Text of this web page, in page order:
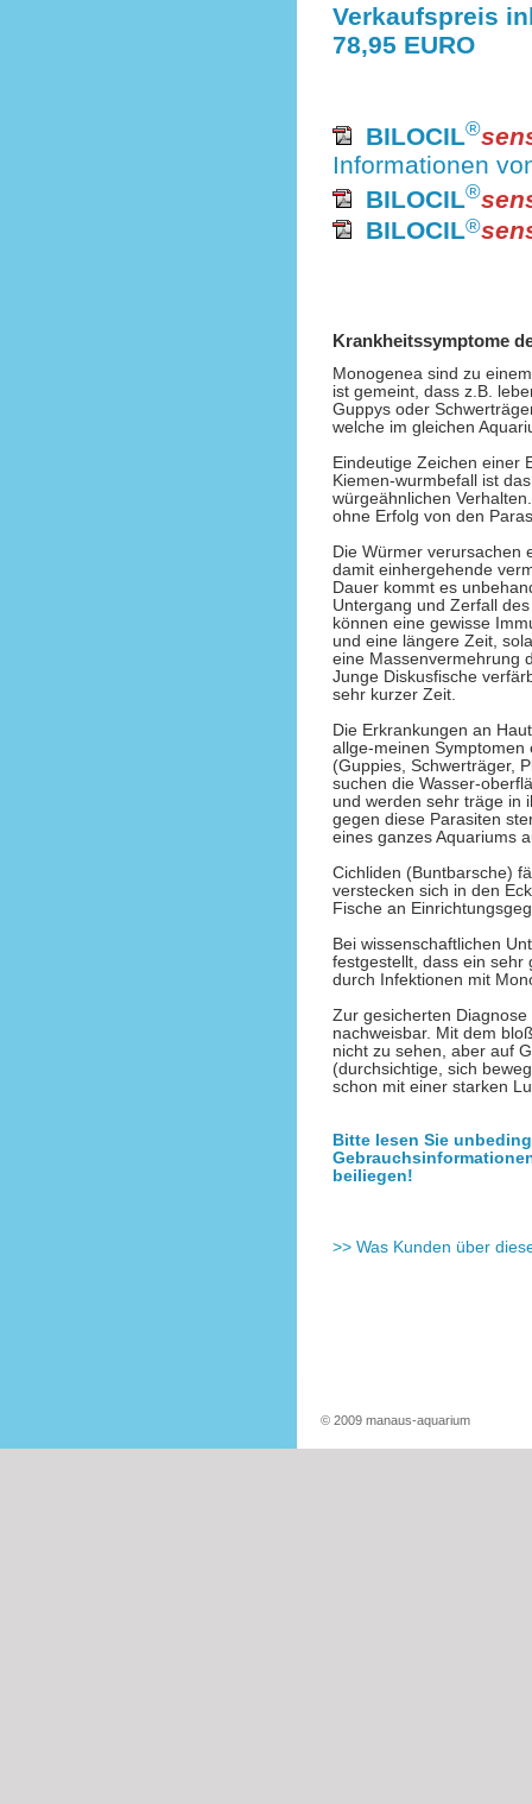
Verkaufspreis
78,95 EURO
BILOCIL®
Informationen
BILOCIL®
BILOCIL®
Krankheitssymptome
Monogenea sind zu
ist gemeint, dass z.B.
Guppys oder
welche im gleichen
Eindeutige Zeichen einer
Kiemen-wurmbefall ist
würgeähnlichen
ohne Erfolg von den
Die Würmer verursachen
damit einhergehende
Dauer kommt es
Untergang und Zerfall
können eine gewisse
und eine längere Zeit,
eine Massenvermehrung
Junge Diskusfische
sehr kurzer Zeit.
Die Erkrankungen an
allge-meinen
(Guppies, Schwerträger,
suchen die Wasser-
und werden sehr träge in
gegen diese Parasiten
eines ganzes Aquariums
Cichliden (Buntbarsche)
verstecken sich in den
Fische an
Bei wissenschaftlichen
festgestellt, dass ein sehr
durch Infektionen mit
Zur gesicherten
nachweisbar. Mit dem
nicht zu sehen, aber auf
(durchsichtige, sich
schon mit einer starken
Bitte lesen Sie
beiliegen!
>> Was Kunden über
© 2009 manaus-aquarium